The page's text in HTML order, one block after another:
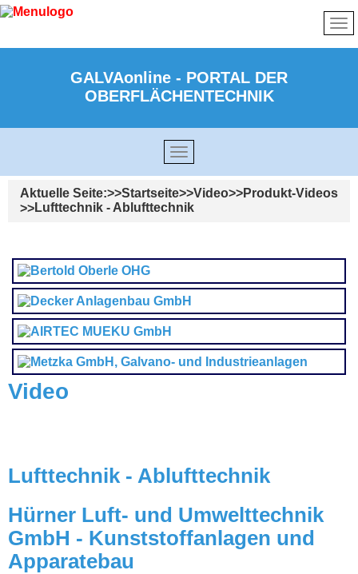
GALVAonline - PORTAL DER
OBERFLÄCHENTECHNIK
Aktuelle Seite: Startseite Video
Produkt-Videos
Lufttechnik - Ablufttechnik
Video
Lufttechnik - Ablufttechnik
Hürner Luft- und Umwelttechnik
GmbH - Kunststoffanlagen und
Apparatebau